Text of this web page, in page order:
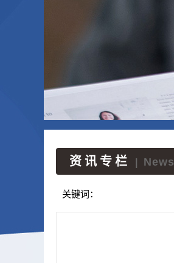
资讯专栏 News
关键词：